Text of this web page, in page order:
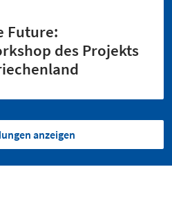
Future:
des Projekts
anzeigen